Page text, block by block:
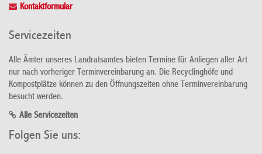
Kontaktformular
Servicezeiten
Alle Ämter unseres Landratsamtes bieten Termine für Anliegen aller Art
nur nach vorheriger Terminvereinbarung an. Die Recyclinghöfe und
Kompostplätze können zu den Öffnungszeiten ohne Terminvereinbarung
besucht werden.
Alle Servicezeiten
Folgen Sie uns: